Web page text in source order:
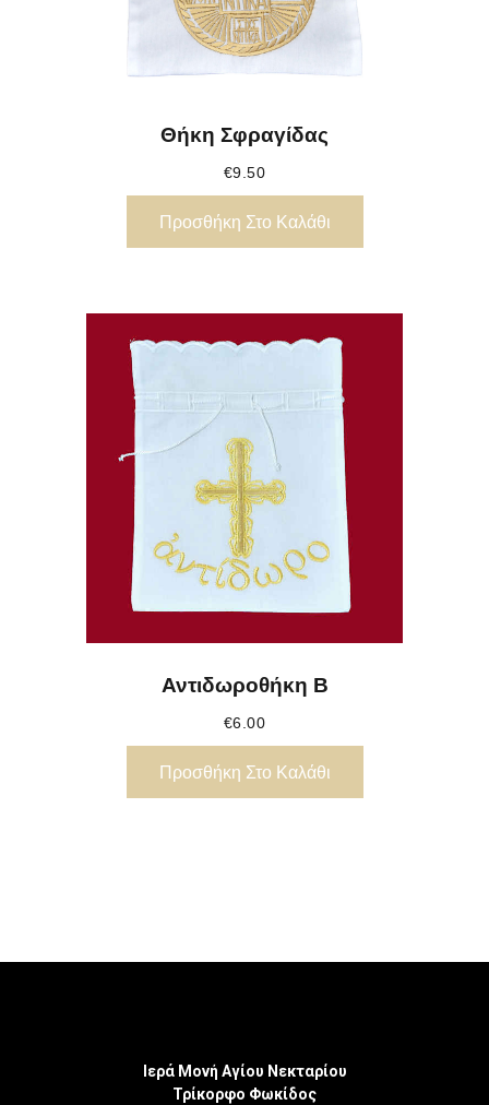
Θήκη Σφραγίδας
€9.50
Προσθήκη Στο Καλάθι
Αντιδωροθήκη Β
€6.00
Προσθήκη Στο Καλάθι
Ιερά Μονή Αγίου Νεκταρίου
Τρίκορφο Φωκίδος